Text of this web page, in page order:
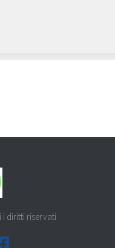
i diritti riservati